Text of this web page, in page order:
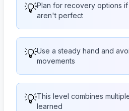
💡Plan for recovery options
aren't perfect
💡Use a steady hand and
movements
💡This level combines
learned